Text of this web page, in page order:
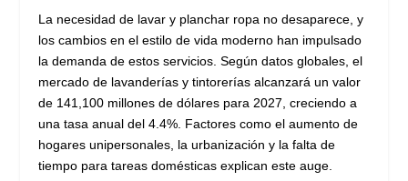
La necesidad de lavar y planchar ropa no desaparece, y
los cambios en el estilo de vida moderno han impulsado
la demanda de estos servicios. Según datos globales, el
mercado de lavanderías y tintorerías alcanzará un valor
de 141,100 millones de dólares para 2027, creciendo a
una tasa anual del 4.4%. Factores como el aumento de
hogares unipersonales, la urbanización y la falta de
tiempo para tareas domésticas explican este auge.